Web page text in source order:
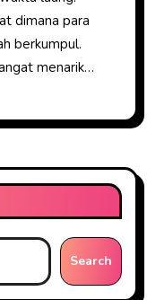
dimana para
berkumpul.
menarik…
Search